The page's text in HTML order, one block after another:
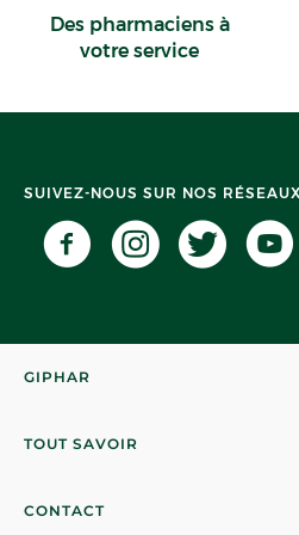
Des pharmaciens à
votre service
SUIVEZ-NOUS SUR NOS
GIPHAR
TOUT SAVOIR
CONTACT